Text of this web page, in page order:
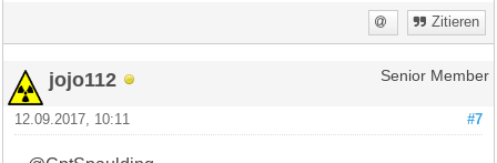
Zitieren
jojo112 Senior Member
#7
12.09.2017, 10:11